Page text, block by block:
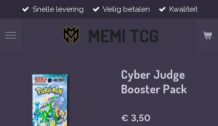
direct
naar
MEMI TCG
Snelle levering Veilig betalen Kwaliteit
Cyber Judge
Booster Pack
€ 3,50